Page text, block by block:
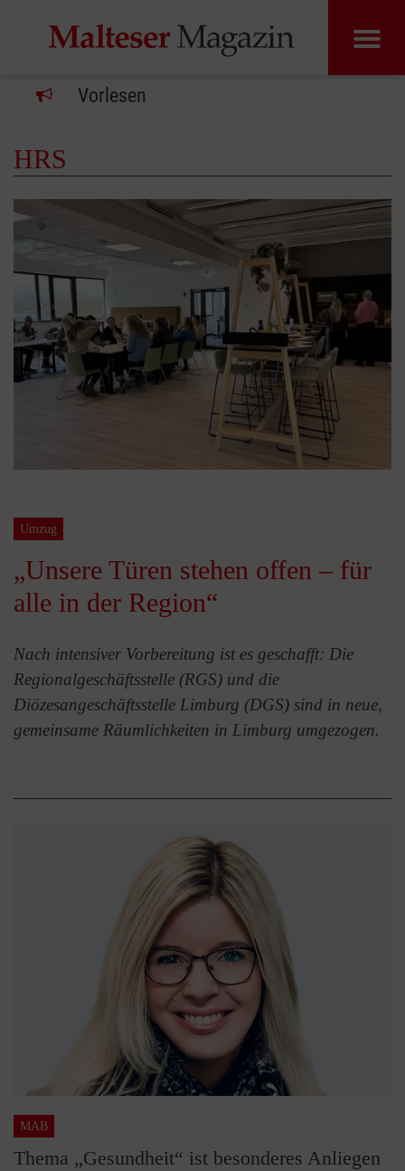
Vorlesen
HRS
Umzug
„Unsere Türen stehen offen – für
alle in der Region“
Nach intensiver Vorbereitung ist es geschafft: Die
Regionalgeschäftsstelle (RGS) und die
Diözesangeschäftsstelle Limburg (DGS) sind in neue,
gemeinsame Räumlichkeiten in Limburg umgezogen.
MAB
Thema „Gesundheit“ ist besonderes Anliegen